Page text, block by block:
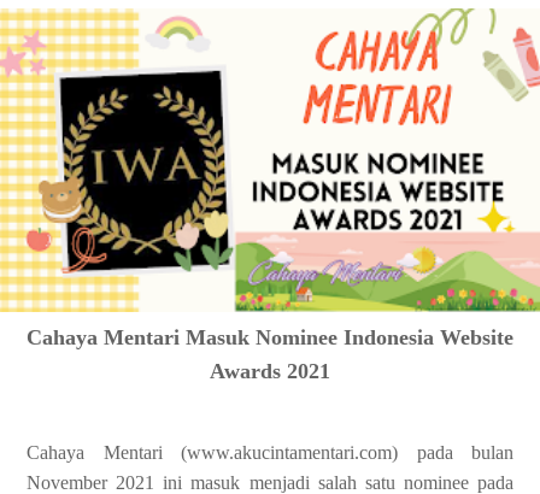
Cahaya Mentari Masuk Nominee Indonesia Website
Awards 2021
Cahaya Mentari (www.akucintamentari.com) pada bulan
November 2021 ini masuk menjadi salah satu nominee pada